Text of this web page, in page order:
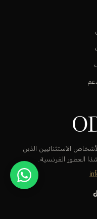
الاستثنائيين الذين
العطور الفرنسية.